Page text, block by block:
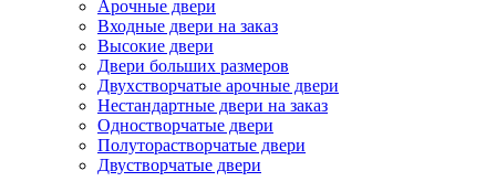
Арочные двери
Входные двери на заказ
Высокие двери
Двери больших размеров
Двухстворчатые арочные двери
Нестандартные двери на заказ
Одностворчатые двери
Полуторастворчатые двери
Двустворчатые двери